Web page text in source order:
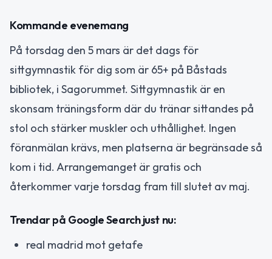
Kommande evenemang
På torsdag den 5 mars är det dags för
sittgymnastik för dig som är 65+ på Båstads
bibliotek, i Sagorummet. Sittgymnastik är en
skonsam träningsform där du tränar sittandes på
stol och stärker muskler och uthållighet. Ingen
föranmälan krävs, men platserna är begränsade så
kom i tid. Arrangemanget är gratis och
återkommer varje torsdag fram till slutet av maj.
Trendar på Google Search just nu:
real madrid mot getafe